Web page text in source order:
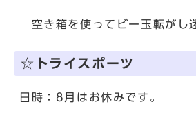
空き箱を使ってビー玉転がし
☆トライスポーツ
日時：8月はお休みです。